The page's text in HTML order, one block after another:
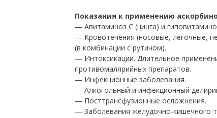
Показания к применению
— Авитаминоз C (цинга) и
— Кровотечения (носовые, легочные,
(в комбинации с рутином).
— Интоксикации. Длительное
противомалярийных препаратов.
— Инфекционные заболевания.
— Алкогольный и инфекционный
— Посттрансфузионные осложнения.
— Заболевания желудочно-кишечного